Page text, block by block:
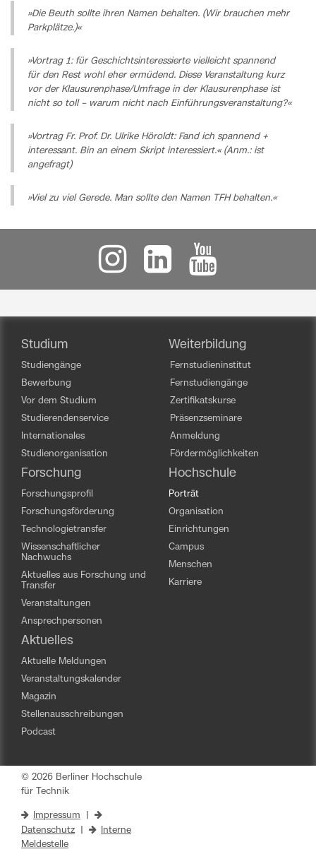
»Die Beuth sollte ihren Namen behalten. (Wir brauchen mehr
Parkplätze.)«
»Vortrag 1: für Geschichtsinteressierte vielleicht spannend
für den Rest wohl eher ermüdend. Diese Veranstaltung kurz
vor der Klausurenphase/Umfrage in der Klausurenphase ist
nicht so toll – warum nicht nach Einführungsveranstaltung?«
»Vortrag Fr. Prof. Dr. Ulrike Höroldt: Fand ich spannend +
interessant. Bin an einem Skript interessiert.« (Anm.: ist
angefragt)
»Viel zu viel Gerede. Man sollte den Namen TFH behalten.«
Studium
Studiengänge
Bewerbung
Vor dem Studium
Studierendenservice
Internationales
Studienorganisation
Weiterbildung
Fernstudieninstitut
Fernstudiengänge
Zertifikatskurse
Präsenzseminare
Anmeldung
Fördermöglichkeiten
Forschung
Forschungsprofil
Forschungsförderung
Technologietransfer
Wissenschaftlicher
Nachwuchs
Aktuelles aus Forschung und
Transfer
Veranstaltungen
Ansprechpersonen
Hochschule
Porträt
Organisation
Einrichtungen
Campus
Menschen
Karriere
Aktuelles
Aktuelle Meldungen
Veranstaltungskalender
Magazin
Stellenausschreibungen
Podcast
© 2026 Berliner Hochschule
für Technik
Impressum
Datenschutz
Interne
Meldestelle